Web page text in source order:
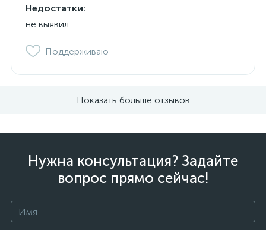
Недостатки:
не выявил.
Поддерживаю
Показать больше отзывов
Нужна консультация? Задайте
вопрос прямо сейчас!